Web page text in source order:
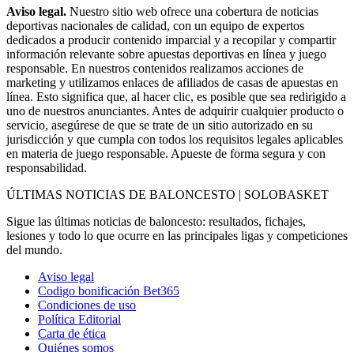
Aviso legal. Nuestro sitio web ofrece una cobertura de noticias
deportivas nacionales de calidad, con un equipo de expertos
dedicados a producir contenido imparcial y a recopilar y compartir
información relevante sobre apuestas deportivas en línea y juego
responsable. En nuestros contenidos realizamos acciones de
marketing y utilizamos enlaces de afiliados de casas de apuestas en
línea. Esto significa que, al hacer clic, es posible que sea redirigido a
uno de nuestros anunciantes. Antes de adquirir cualquier producto o
servicio, asegúrese de que se trate de un sitio autorizado en su
jurisdicción y que cumpla con todos los requisitos legales aplicables
en materia de juego responsable. Apueste de forma segura y con
responsabilidad.
ÚLTIMAS NOTICIAS DE BALONCESTO | SOLOBASKET
Sigue las últimas noticias de baloncesto: resultados, fichajes,
lesiones y todo lo que ocurre en las principales ligas y competiciones
del mundo.
Aviso legal
Codigo bonificación Bet365
Condiciones de uso
Política Editorial
Carta de ética
Quiénes somos